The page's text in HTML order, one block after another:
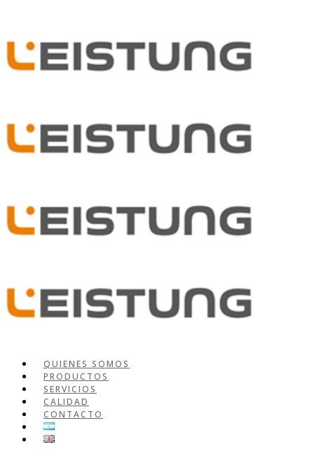
QUIENES SOMOS
PRODUCTOS
SERVICIOS
CALIDAD
CONTACTO